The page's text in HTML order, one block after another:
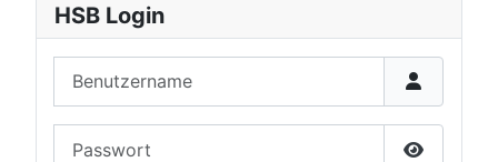
HSB Login